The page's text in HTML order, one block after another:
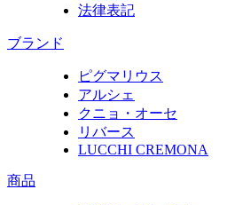
法律表記
ブランド
ピグマリウス
アルシェ
クニョ・オーセ
リバース
LUCCHI CREMONA
商品